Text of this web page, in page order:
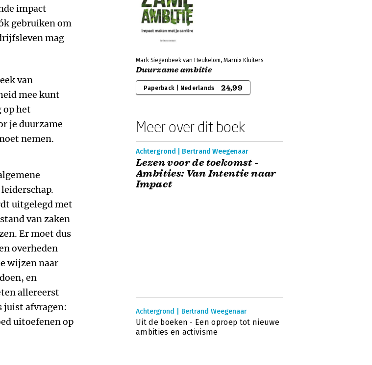
impact
gebruiken om
mag
van
mee kunt
op het
je duurzame
nemen.
uitgelegd met
van zaken
Er moet dus
overheden
wijzen naar
en
allereerst
juist afvragen:
uitoefenen op
Mark Siegenbeek van Heukelom, Marnix Kluiters
Duurzame ambitie
Paperback | Nederlands 24,99
Meer over dit boek
Achtergrond | Bertrand Weegenaar
Lezen voor de toekomst -
Ambities: Van Intentie naar
Impact
Achtergrond | Bertrand Weegenaar
Uit de boeken - Een oproep tot nieuwe
ambities en activisme